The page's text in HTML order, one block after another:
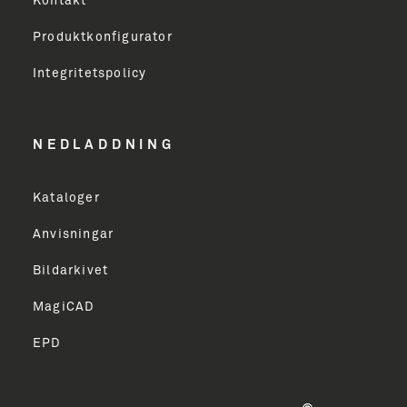
Email Address
Produktkonfigurator
Integritetspolicy
NEDLADDNING
Kataloger
Anvisningar
Bildarkivet
MagiCAD
EPD